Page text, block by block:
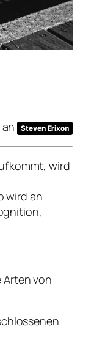
an Steven Erixon
wird
wird an
von